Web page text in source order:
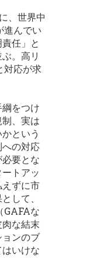
、世界中
進んでい
任」と
。高リ
対応が求
をつけ
、実は
という
の対応
要とな
トアッ
ずに市
して、
GAFAな
な結末
ンのブ
いけな